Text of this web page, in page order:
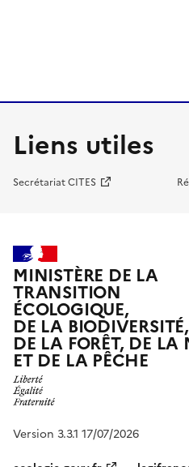
Liens utiles
Secrétariat CITES
MINISTÈRE DE LA
TRANSITION
ÉCOLOGIQUE,
DE LA BIODIVERSITÉ,
DE LA FORÊT, DE LA
ET DE LA PÊCHE
Version 3.3.1 17/07/2026